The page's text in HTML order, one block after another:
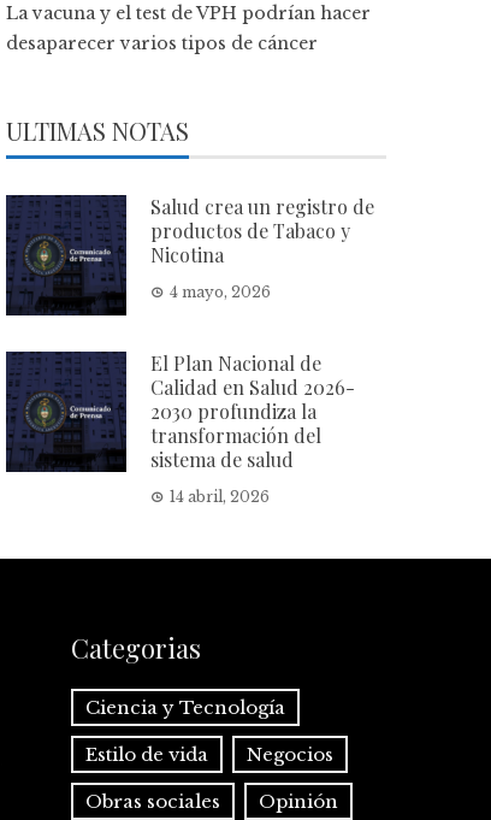
La vacuna y el test de VPH podrían hacer
desaparecer varios tipos de cáncer
ULTIMAS NOTAS
Salud crea un registro de
productos de Tabaco y
Nicotina
4 mayo, 2026
El Plan Nacional de
Calidad en Salud 2026-
2030 profundiza la
transformación del
sistema de salud
14 abril, 2026
Categorias
Ciencia y Tecnología
Estilo de vida Negocios
Obras sociales Opinión